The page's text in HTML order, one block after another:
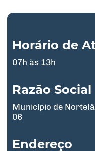
Horário de
07h às 13h
Razão Social
Município de
06
Endereço